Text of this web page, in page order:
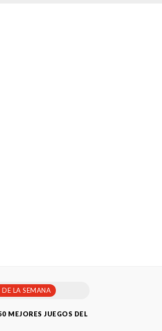
LA SEMANA
MEJORES JUEGOS DEL